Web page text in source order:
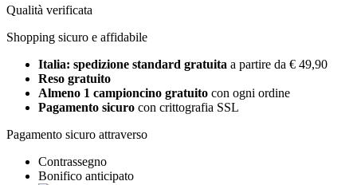
Qualità verificata
Shopping sicuro e affidabile
Italia: spedizione standard gratuita a partire da € 49,90
Reso gratuito
Almeno 1 campioncino gratuito con ogni ordine
Pagamento sicuro con crittografia SSL
Pagamento sicuro attraverso
Contrassegno
Bonifico anticipato